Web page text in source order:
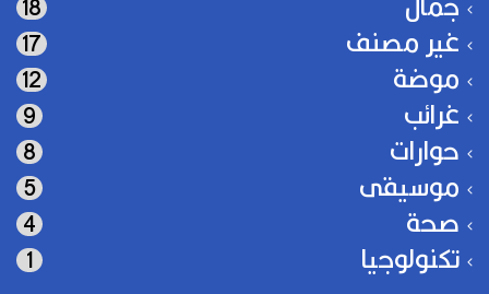
غير مصنف 17
موضة 12
غرائب 9
حوارات 8
موسيقى 5
صحة 4
تكنولوجيا 1